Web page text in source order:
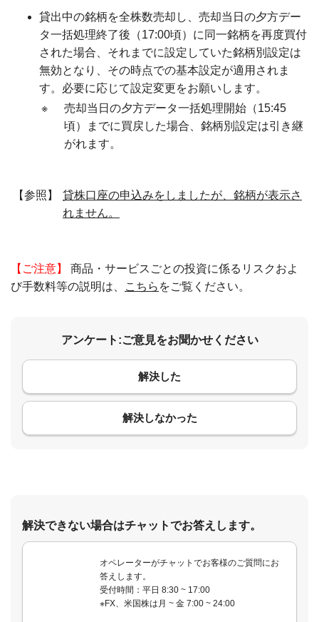
貸出中の銘柄を全株数売却し、売却当日の夕方デー
タ一括処理終了後（17:00頃）に同一銘柄を再度買付
された場合、それまでに設定していた銘柄別設定は
無効となり、その時点での基本設定が適用されま
す。必要に応じて設定変更をお願いします。
※
売却当日の夕方データ一括処理開始（15:45
頃）までに買戻した場合、銘柄別設定は引き継
がれます。
【参照】
貸株口座の申込みをしましたが、銘柄が表示さ
れません。
【ご注意】
商品・サービスごとの投資に係るリスクおよ
び手数料等の説明は、
こちら をご覧ください。
アンケート:ご意見をお聞かせください
解決した
解決しなかった
コメント
解決できない場合はチャットでお答えします。
オペレーターがチャットでお客様のご質問にお
答えします。
受付時間：平日 8:30 ~ 17:00
※FX、米国株は月 ~ 金 7:00 ~ 24:00